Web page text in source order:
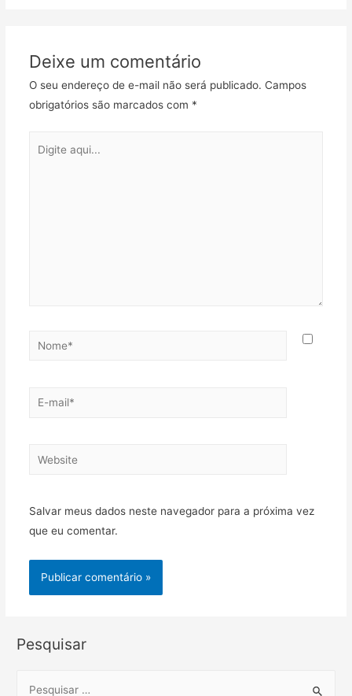
Deixe um comentário
O seu endereço de e-mail não será publicado. Campos
obrigatórios são marcados com *
aqui...
Nome*
E-
Website
Salvar meus dados neste navegador para a próxima vez
que eu comentar.
Pesquisar